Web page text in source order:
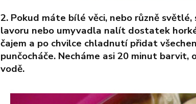
2. Pokud máte bílé věci, nebo různě
lavoru nebo umyvadla nalít dostatek
čajem a po chvilce chladnutí přidat
punčocháče. Necháme asi 20 minut
vodě.